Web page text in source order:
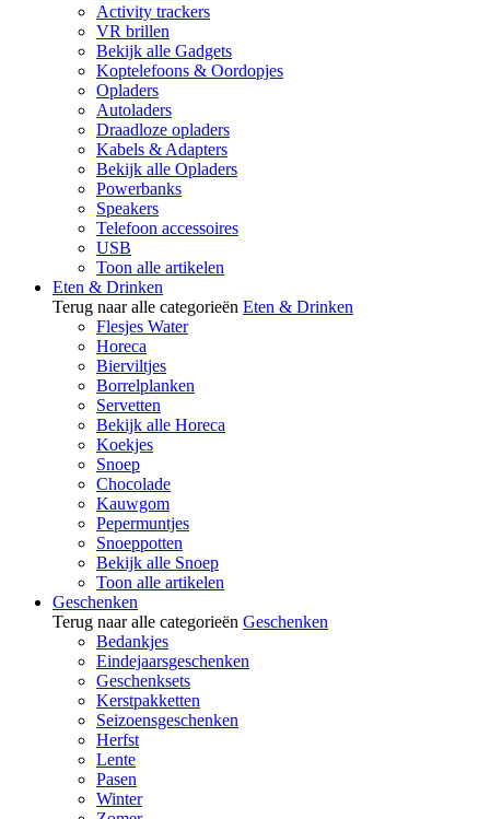
Activity trackers
VR brillen
Bekijk alle Gadgets
Koptelefoons & Oordopjes
Opladers
Autoladers
Draadloze opladers
Kabels & Adapters
Bekijk alle Opladers
Powerbanks
Speakers
Telefoon accessoires
USB
Toon alle artikelen
Eten & Drinken
Terug naar alle categorieën Eten & Drinken
Flesjes Water
Horeca
Bierviltjes
Borrelplanken
Servetten
Bekijk alle Horeca
Koekjes
Snoep
Chocolade
Kauwgom
Pepermuntjes
Snoeppotten
Bekijk alle Snoep
Toon alle artikelen
Geschenken
Terug naar alle categorieën Geschenken
Bedankjes
Eindejaarsgeschenken
Geschenksets
Kerstpakketten
Seizoensgeschenken
Herfst
Lente
Pasen
Winter